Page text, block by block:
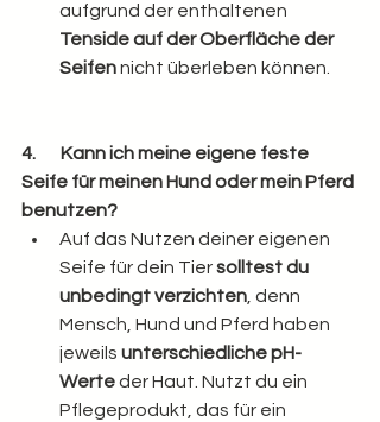
aufgrund der enthaltenen
Tenside auf der Oberfläche der
Seifen nicht überleben können.
4.       Kann ich meine eigene feste
Seife für meinen Hund oder mein Pferd
benutzen?
Auf das Nutzen deiner eigenen
Seife für dein Tier solltest du
unbedingt verzichten , denn
Mensch, Hund und Pferd haben
jeweils unterschiedliche pH-
Werte der Haut. Nutzt du ein
Pflegeprodukt, das für ein